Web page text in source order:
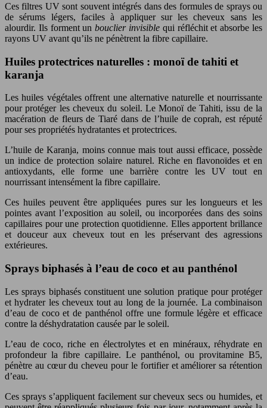
Ces filtres UV sont souvent intégrés dans des formules de sprays ou
de sérums légers, faciles à appliquer sur les cheveux sans les
alourdir. Ils forment unbouclier invisible qui réfléchit et absorbe les
rayons UV avant qu’ils ne pénètrent la fibre capillaire.
Huiles protectrices naturelles : monoï de tahiti et
karanja
Les huiles végétales offrent une alternative naturelle et nourrissante
pour protéger les cheveux du soleil. Le Monoï de Tahiti, issu de la
macération de fleurs de Tiaré dans de l’huile de coprah, est réputé
pour ses propriétés hydratantes et protectrices.
L’huile de Karanja, moins connue mais tout aussi efficace, possède
un indice de protection solaire naturel. Riche en flavonoïdes et en
antioxydants, elle forme une barrière contre les UV tout en
nourrissant intensément la fibre capillaire.
Ces huiles peuvent être appliquées pures sur les longueurs et les
pointes avant l’exposition au soleil, ou incorporées dans des soins
capillaires pour une protection quotidienne. Elles apportent brillance
et douceur aux cheveux tout en les préservant des agressions
extérieures.
Sprays biphasés à l’eau de coco et au panthénol
Les sprays biphasés constituent une solution pratique pour protéger
et hydrater les cheveux tout au long de la journée. La combinaison
d’eau de coco et de panthénol offre une formule légère et efficace
contre la déshydratation causée par le soleil.
L’eau de coco, riche en électrolytes et en minéraux, réhydrate en
profondeur la fibre capillaire. Le panthénol, ou provitamine B5,
pénètre au cœur du cheveu pour le fortifier et améliorer sa rétention
d’eau.
Ces sprays s’appliquent facilement sur cheveux secs ou humides, et